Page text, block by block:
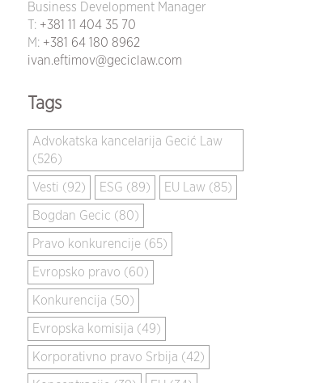
Business Development Manager
T: +381 11 404 35 70
M: +381 64 180 8962
ivan.eftimov@geciclaw.com
Tags
Advokatska kancelarija Gecić Law
(526)
Vesti (92) ESG (89) EU Law (85)
Bogdan Gecic (80)
Pravo konkurencije (65)
Evropsko pravo (60)
Konkurencija (50)
Evropska komisija (49)
Korporativno pravo Srbija (42)